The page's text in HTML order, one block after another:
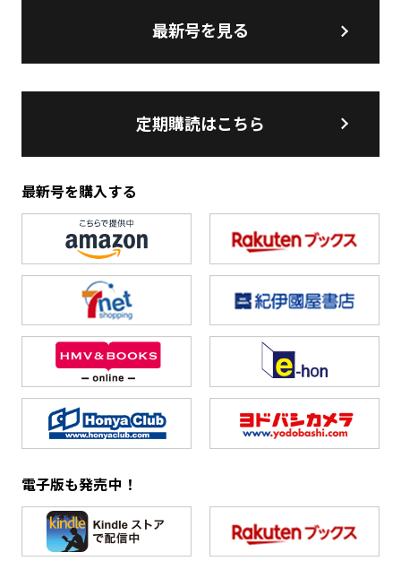
最新号を見る
定期購読はこちら
最新号を購入する
電子版も発売中！